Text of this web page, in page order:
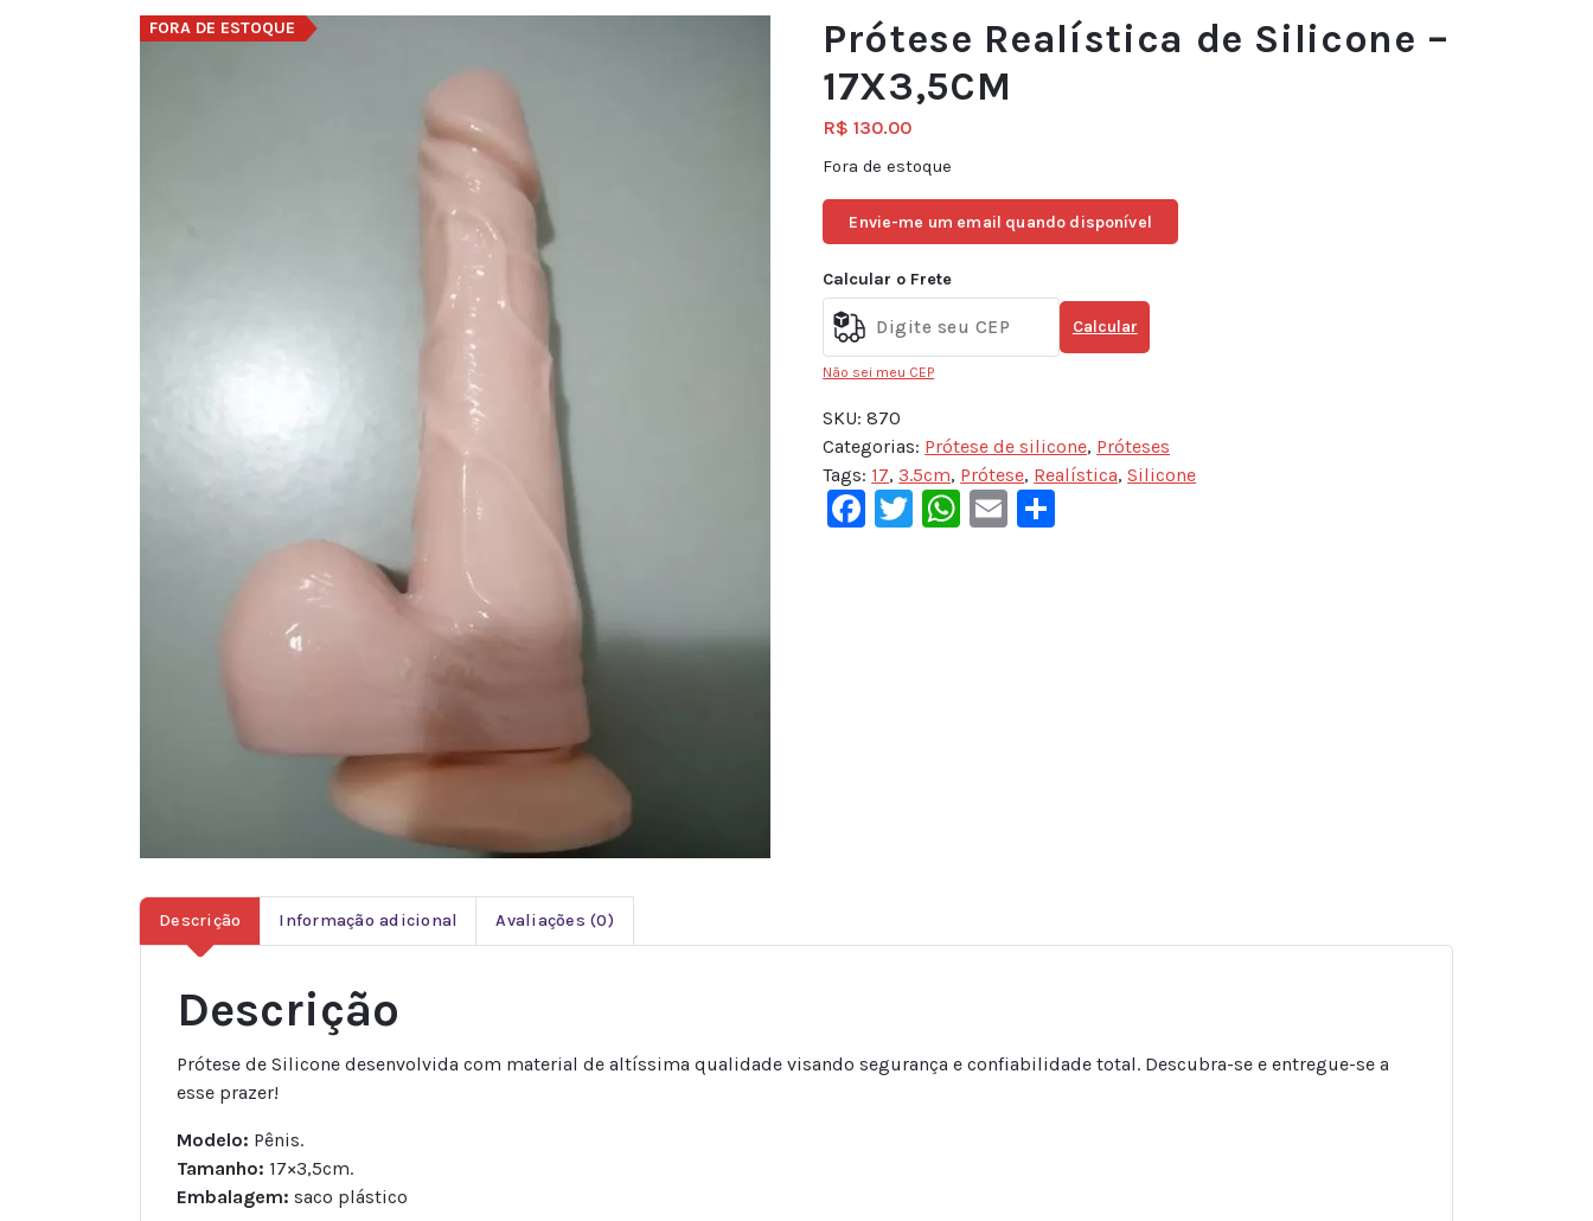
FORA DE ESTOQUE
Prótese Realística de Silicone –
17X3,5CM
R$ 130.00
Fora de estoque
Envie-me um email quando disponível
Calcular o Frete
Calcular
Não sei meu CEP
SKU:870
Categorias: Prótese de silicone, Próteses
Tags: 17, 3.5cm, Prótese, Realística,Silicone
Facebook
Twitter
WhatsApp
Email
Descrição Informação adicional Avaliações (0)
Descrição
Prótese de Silicone desenvolvida com material de altíssima qualidade visando segurança e confiabilidade total. Descubra-se e entregue-se a
esse prazer!
Modelo: Pênis.
Tamanho: 17×3,5cm.
Embalagem: saco plástico